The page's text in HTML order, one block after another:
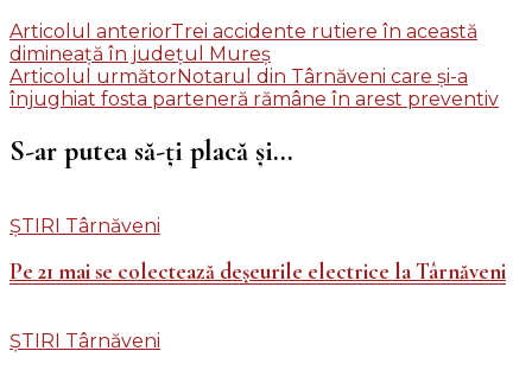
Navigare
în
articole
Articolul anteriorTrei accidente rutiere în această
dimineață în județul Mureș
Articolul următorNotarul din Târnăveni care și-a
înjughiat fosta parteneră rămâne în arest preventiv
S-ar putea să-ți placă și...
ȘTIRI Târnăveni
Pe 21 mai se colectează deșeurile electrice la Târnăveni
ȘTIRI Târnăveni